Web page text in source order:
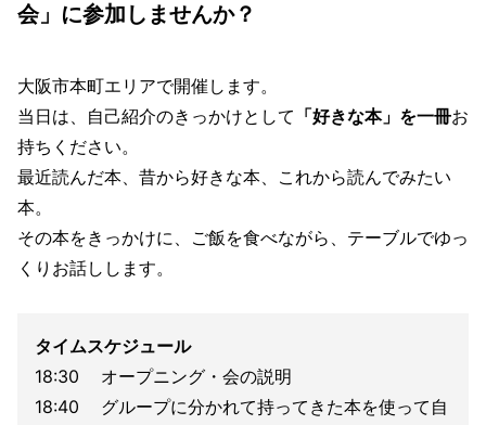
会」に参加しませんか？
大阪市本町エリアで開催します。
当日は、自己紹介のきっかけとして 「好きな本」を一冊お
持ちください。
最近読んだ本、昔から好きな本、これから読んでみたい
本。
その本をきっかけに、ご飯を食べながら、テーブルでゆっ
くりお話しします。
タイムスケジュール
18:30 オープニング・会の説明
18:40 グループに分かれて持ってきた本を使って自